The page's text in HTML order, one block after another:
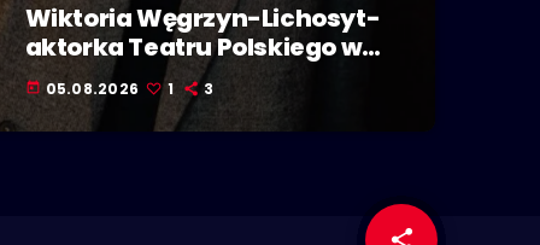
share
email
Wiktoria Węgrzyn-Lichosyt-
aktorka Teatru Polskiego w
Bielsku-Białej. Dzieje się w
Polskiej Stolicy Kultury!
today 05.08.2026 1 3